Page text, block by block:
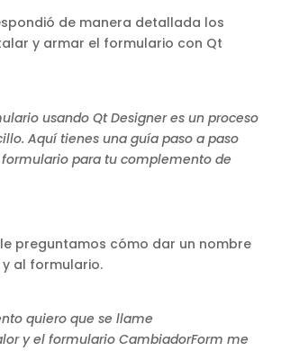
de manera detallada los
y armar el formulario con Qt
usando Qt Designer es un proceso
Aquí tienes una guía paso a paso
para tu complemento de
preguntamos cómo dar un nombre
al formulario.
quiero que se llame
y el formulario CambiadorForm me